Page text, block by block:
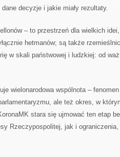
decyzje i jakie miały rezultaty.
– to przestrzeń dla wielkich
hetmanów; są także
w skali państwowej i ludzkiej: od
wielonarodowa wspólnota –
ale też okres, w
stara się ujmować ten etap
Rzeczypospolitej, jak i ograniczenia,